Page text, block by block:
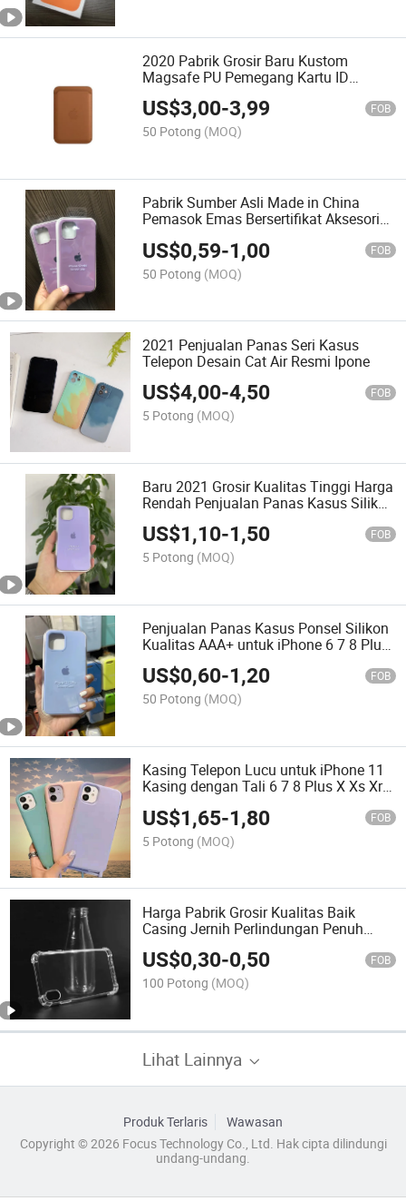
2020 Pabrik Grosir Baru Kustom
Magsafe PU Pemegang Kartu ID
Dompet Kulit Premium untuk iPhone 12
US$3,00-3,99 FOB
50 Potong (MOQ)
Pabrik Sumber Asli Made in China
Pemasok Emas Bersertifikat Aksesori
Pabrik Sarung Telepon Silikon untuk
iPhone
US$0,59-1,00 FOB
50 Potong (MOQ)
2021 Penjualan Panas Seri Kasus
Telepon Desain Cat Air Resmi Ipone
US$4,00-4,50 FOB
5 Potong (MOQ)
Baru 2021 Grosir Kualitas Tinggi Harga
Rendah Penjualan Panas Kasus Silikon
Asli Anti Guncangan untuk iPhone 13
Kasus Semua Seri Aksesori Ponsel
Seluler
US$1,10-1,50 FOB
5 Potong (MOQ)
Penjualan Panas Kasus Ponsel Silikon
Kualitas AAA+ untuk iPhone 6 7 8 Plus
X Xs Xr 11 12 PRO Max Kasus Ponsel
Seluler Grosir dengan Harga Pabrik
US$0,60-1,20 FOB
50 Potong (MOQ)
Kasing Telepon Lucu untuk iPhone 11
Kasing dengan Tali 6 7 8 Plus X Xs Xr
Max Penutup dengan Logo Grosir
Kasing Telepon Desainer Mewah
US$1,65-1,80 FOB
5 Potong (MOQ)
Harga Pabrik Grosir Kualitas Baik
Casing Jernih Perlindungan Penuh
Penutup Tahan Guncangan untuk
iPhone Casing Ponsel Seluler Penutup
Pelindung Ponsel
US$0,30-0,50 FOB
100 Potong (MOQ)
Lihat Lainnya
Produk Terlaris
Wawasan
Copyright © 2026 Focus Technology Co., Ltd. Hak cipta dilindungi
undang-undang.